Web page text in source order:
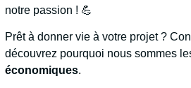
notre passion ! 💪
Prêt à donner vie à votre projet ?
découvrez pourquoi nous sommes
économiques.